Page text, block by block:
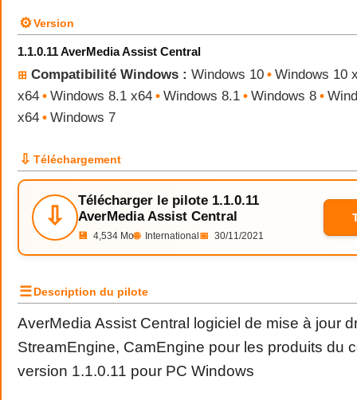
⚙Version
1.1.0.11 AverMedia Assist Central
⊞ Compatibilité Windows : Windows 10 • Windows 10
x64 • Windows 8.1 x64 • Windows 8.1 • Windows 8 •
x64 • Windows 7
⇩ Téléchargement
⇩
Télécharger le pilote 1.1.0.11
AverMedia Assist Central
💾 4,534 Mo🌐 International 📅 30/11/2021
☰Description du pilote
AverMedia Assist Central logiciel de mise à jour
StreamEngine, CamEngine pour les produits du
version 1.1.0.11 pour PC Windows